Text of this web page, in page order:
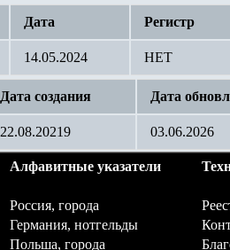
Дата Регистр
14.05.2024 НЕТ
Дата создания Дата
22.08.20219 03.06.2026
Алфавитные указатели
Россия, города
Германия, нотгельды
Польша, города